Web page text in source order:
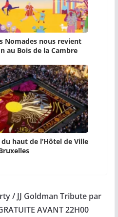
Nomades nous revient
au Bois de la Cambre
haut de l’Hôtel de Ville
/ JJ Goldman Tribute par
AVANT 22H00